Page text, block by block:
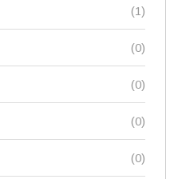
(1)
(0)
(0)
(0)
(0)